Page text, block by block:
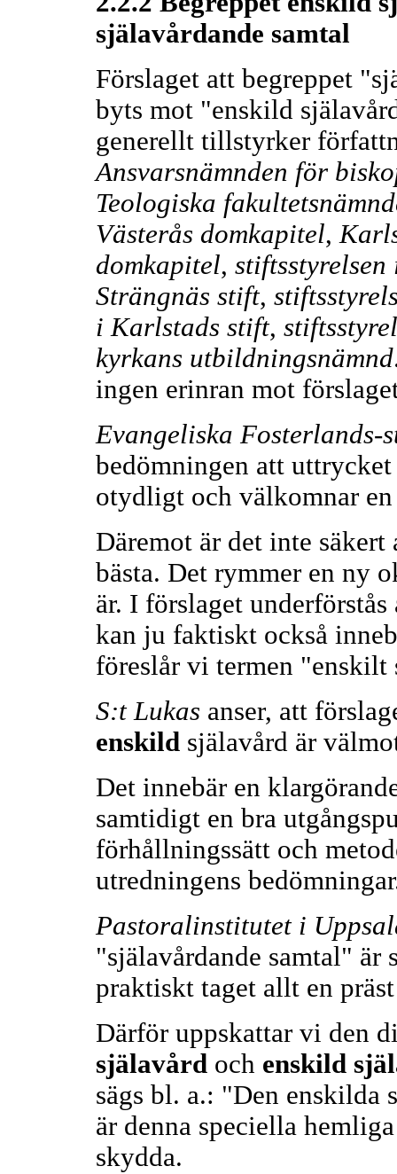
själavårdande samtal
Förslaget att begreppet
byts mot "enskild
generellt tillstyrker
Ansvarsnämnden för
Teologiska
Västerås domkapitel,
domkapitel,
Strängnäs stift,
i Karlstads stift,
kyrkans utbildningsnämnd
ingen erinran mot
Evangeliska Fosterlands-
bedömningen att
otydligt och välkomnar
Däremot är det inte
bästa. Det rymmer en ny
är. I förslaget
kan ju faktiskt också
föreslår vi termen "enskilt
S:t Lukas anser, att
enskildsjälavård är
Det innebär en
samtidigt en bra
förhållningssätt och
utredningens
Pastoralinstitutet i
"själavårdande samtal" är
praktiskt taget allt en
Därför uppskattar vi den
själavård och enskild
sägs bl. a.: "Den enskilda
är denna speciella
skydda.